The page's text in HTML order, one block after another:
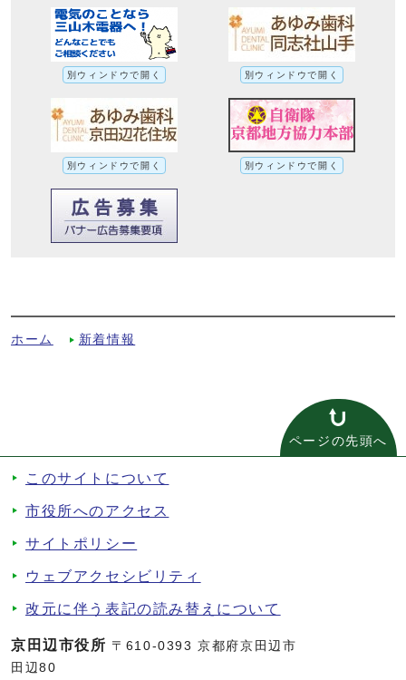
別ウィンドウで開く 別ウィンドウで開く
別ウィンドウで開く 別ウィンドウで開く
ホーム 新着情報
ページの先頭へ
このサイトについて
市役所へのアクセス
サイトポリシー
ウェブアクセシビリティ
改元に伴う表記の読み替えについて
京田辺市役所 〒610-0393 京都府京田辺市
田辺80